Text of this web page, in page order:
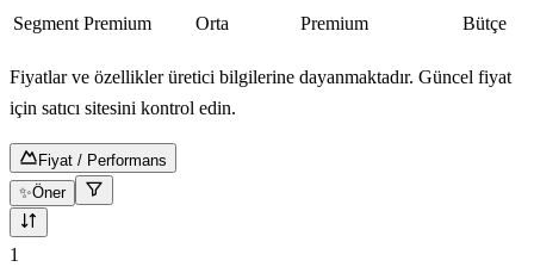
Segment Premium Orta Premium Bütçe
Fiyatlar ve özellikler üretici bilgilerine dayanmaktadır. Güncel fiyat
için satıcı sitesini kontrol edin.
Fiyat / Performans
✨Öner
10
1